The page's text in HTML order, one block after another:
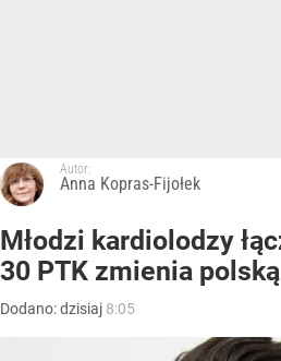
Autor:
Anna Kopras-Fijołek
Młodzi kardiolodzy
30 PTK zmienia
Dodano:dzisiaj 8:05